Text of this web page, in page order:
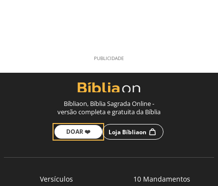
Bíbliaon, Bíblia Sagrada Online -
versão completa e gratuita da Bíblia
DOAR ❤️ Loja Bíbliaon
Versículos
10 Mandamentos